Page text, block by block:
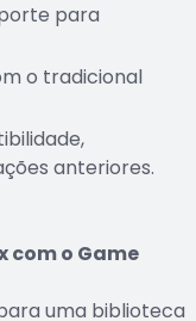
para
o tradicional
anteriores.
com o Game
uma biblioteca